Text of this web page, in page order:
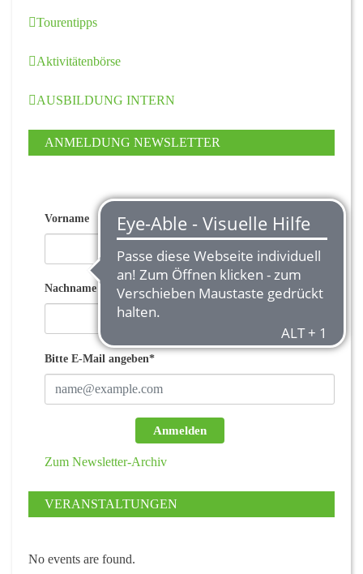
Tourentipps
Aktivitätenbörse
AUSBILDUNG INTERN
ANMELDUNG NEWSLETTER
Vorname
Nachname
Bitte E-Mail angeben*
Anmelden
Zum Newsletter-Archiv
VERANSTALTUNGEN
No events are found.